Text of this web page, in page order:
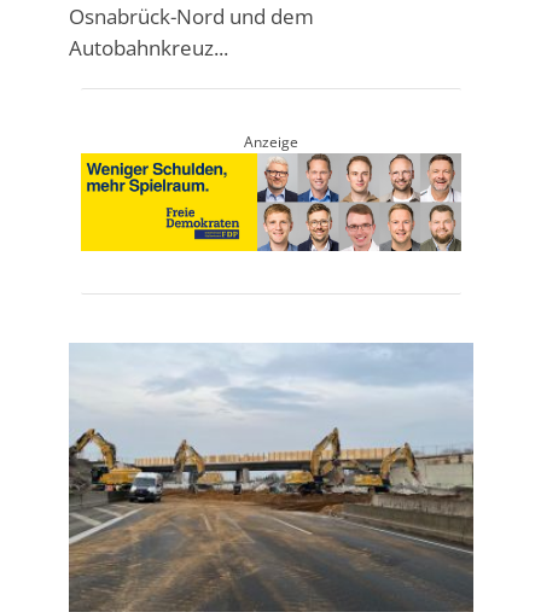
Osnabrück-Nord und dem
Autobahnkreuz...
Anzeige